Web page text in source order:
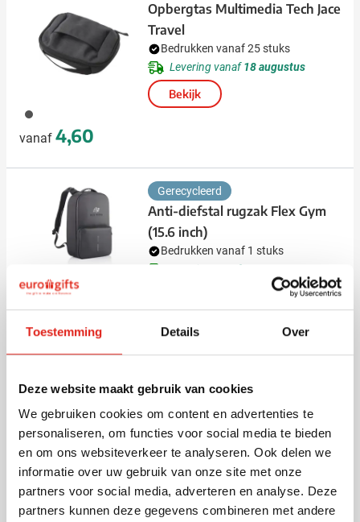
Toestemming Details Over
Deze website maakt gebruik van cookies
We gebruiken cookies om content en advertenties te
personaliseren, om functies voor social media te bieden
en om ons websiteverkeer te analyseren. Ook delen we
informatie over uw gebruik van onze site met onze
partners voor social media, adverteren en analyse. Deze
partners kunnen deze gegevens combineren met andere
387
vanaf 4,60
Opbergtas Multimedia Tech Jace
Travel
Bedrukken vanaf 25 stuks
Levering vanaf18 augustus
Bekijk
208
Gerecycleerd
Anti-diefstal rugzak Flex Gym
(15.6 inch)
Bedrukken vanaf 1 stuks
Levering vanaf
001
vanaf 22,08
Trolley Compact Carre 18 inch
Bedrukken vanaf 1 stuks
Levering vanaf 31 augustus
Bekijk